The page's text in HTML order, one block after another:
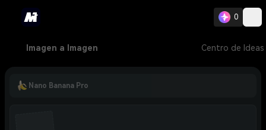
0
Imagen a Imagen Centro de Ideas
Nano Banana Pro